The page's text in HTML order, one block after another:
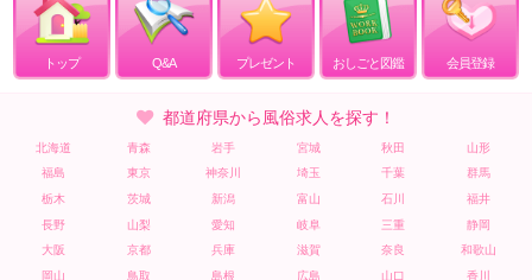
トップ Q&A プレゼント おしごと図鑑 会員登録
都道府県から風俗求人を探す！
北海道 青森 岩手 宮城 秋田
山形
福島
東京 神奈川 埼玉 千葉
群馬
栃木
茨城 新潟 富山 石川
福井
長野
山梨 愛知 岐阜 三重
静岡
大阪
京都 兵庫 滋賀 奈良
和歌山
岡山
鳥取 島根 広島 山口 香川